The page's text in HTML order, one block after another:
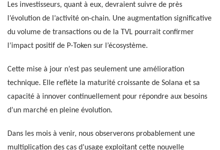
Les investisseurs, quant à eux, devraient suivre de près
l’évolution de l’activité on-chain. Une augmentation significative
du volume de transactions ou de la TVL pourrait confirmer
l’impact positif de P-Token sur l’écosystème.
Cette mise à jour n’est pas seulement une amélioration
technique. Elle reflète la maturité croissante de Solana et sa
capacité à innover continuellement pour répondre aux besoins
d’un marché en pleine évolution.
Dans les mois à venir, nous observerons probablement une
multiplication des cas d’usage exploitant cette nouvelle